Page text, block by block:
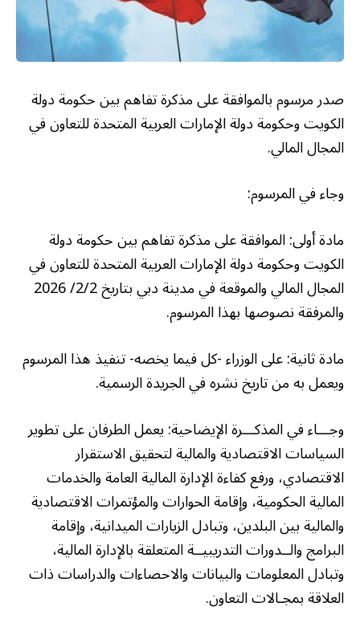
صدر مرسوم بالموافقة على مذكرة تفاهم بين حكومة دولة
الكويت وحكومة دولة الإمارات العربية المتحدة للتعاون في
المجال المالي.
وجاء في المرسوم:
مادة أولى: الموافقة على مذكرة تفاهم بين حكومة دولة
الكويت وحكومة دولة الإمارات العربية المتحدة للتعاون في
المجال المالي والموقعة في مدينة دبي بتاريخ 2/2/ 2026
والمرفقة نصوصها بهذا المرسوم.
مادة ثانية: على الوزراء -كل فيما يخصه- تنفيذ هذا المرسوم
ويعمل به من تاريخ نشره في الجريدة الرسمية.
وجـــاء في المذكـــرة الإيضاحية: يعمل الطرفان على تطوير
السياسات الاقتصادية والمالية لتحقيق الاستقرار
الاقتصادي، ورفع كفاءة الإدارة المالية العامة والخدمات
المالية الحكومية، وإقامة الحوارات والمؤتمرات الاقتصادية
والمالية بين البلدين، وتبادل الزيارات الميدانية، وإقامة
البرامج والــدورات التدريبيــة المتعلقة بالإدارة المالية،
وتبادل المعلومات والبيانات والاحصاءات والدراسات ذات
العلاقة بمجـالات التعاون.